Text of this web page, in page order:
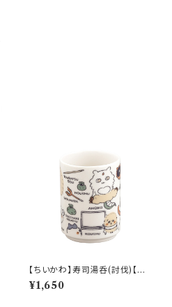
【ちいかわ】寿司湯呑(討伐)【CK
W50】CKW52-327
¥1,650